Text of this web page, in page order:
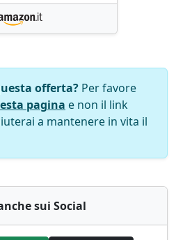
offerta? Per favore
pagina e non il link
a mantenere in vita il
sui Social